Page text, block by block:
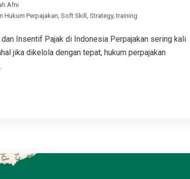
Afni
Hukum Perpajakan Soft Skill Strategy,training
Insentif Pajak di Indonesia Perpajakan sering kali
jika dikelola dengan tepat, hukum perpajakan